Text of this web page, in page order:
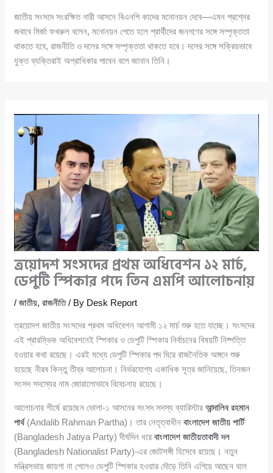
জাতীয় সংসদে সংরক্ষিত নারী আসনে বিএনপি কাদের মনোনয়ন দেবে—এমন প্রশ্নের
জবাবে মির্জা ফখরুল বলেন, মনোনয়ন পেতে হলে প্রার্থীদের জনগণের সঙ্গে সম্পৃক্ততা
থাকতে হবে, রাজনীতি ও দলের সঙ্গে সম্পৃক্ততা থাকতে হবে। দলের সঙ্গে সক্রিয়ভাবে
যুক্ত ব্যক্তিরাই অগ্রাধিকার পাবেন বলে জানান তিনি।
ত্রয়োদশ সংসদের প্রথম অধিবেশন ১২ মার্চ,
ডেপুটি স্পিকার পদে তিন এমপি আলোচনায়
/জাতীয়,রাজনীতি/ By Desk Report
ত্রয়োদশ জাতীয় সংসদের প্রথম অধিবেশন আগামী ১২ মার্চ শুরু হতে যাচ্ছে। সংসদের
এই প্রারম্ভিক অধিবেশনেই স্পিকার ও ডেপুটি স্পিকার নির্বাচনের বিষয়টি নিষ্পত্তি
হওয়ার কথা রয়েছে। এরই মধ্যে ডেপুটি স্পিকার পদ ঘিরে রাজনৈতিক অঙ্গনে শুরু
হয়েছে নীরব কিন্তু তীব্র আলোচনা। নির্ভরযোগ্য একাধিক সূত্র জানিয়েছে, তিনজন
সংসদ সদস্যের নাম জোরালোভাবে বিবেচনায় রয়েছে।
আলোচনার শীর্ষে রয়েছেন ভোলা-১ আসনের সংসদ সদস্য ব্যারিস্টারআন্দালিব রহমান
পার্থ(Andalib Rahman Partha)। তার নেতৃত্বাধীনবাংলাদেশ জাতীয় পার্টি
(Bangladesh Jatiya Party) দীর্ঘদিন ধরেবাংলাদেশ জাতীয়তাবাদী দল
(Bangladesh Nationalist Party)-এর জোটসঙ্গী হিসেবে রয়েছে। নতুন
মন্ত্রিসভায় জায়গা না পেলেও ডেপুটি স্পিকার হওয়ার দৌড়ে তিনি এগিয়ে আছেন বলে